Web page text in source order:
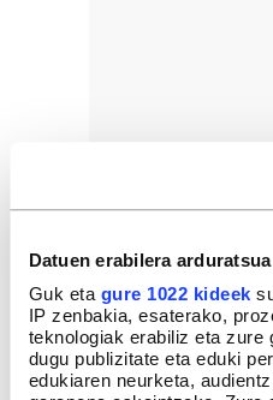
Datuen erabilera arduratsua
Guk eta gure 1022 kideek
IP zenbakia, esaterako,
teknologiak erabiliz eta zure
dugu publizitate eta eduki
edukiaren neurketa,